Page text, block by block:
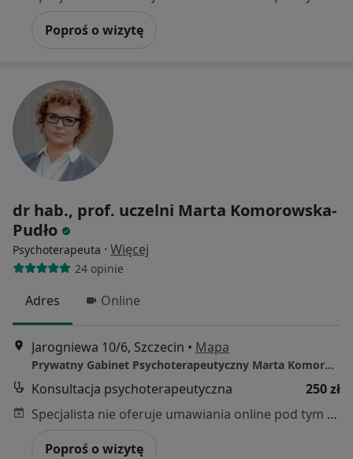
Poproś o wizytę
dr hab., prof. uczelni Marta Komorowska-
Pudło
Psychoterapeuta · Więcej
24 opinie
Adres Online
Jarogniewa 10/6, Szczecin • Mapa
Prywatny Gabinet Psychoterapeutyczny Marta Komorowska-Pudło
Konsultacja psychoterapeutyczna
250 zł
Specjalista nie oferuje umawiania online pod tym adresem.
Poproś o wizytę